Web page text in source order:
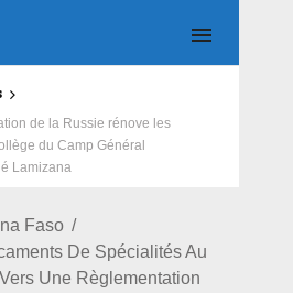
de la Russie rénove les
du Camp Général
Lamizana
Faso
De Spécialités Au
Une Règlementation